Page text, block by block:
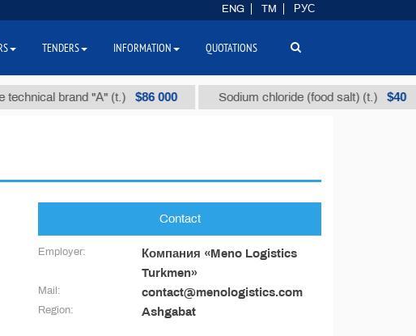
brand "А" (t.) $86 000 Sodium chloride (food salt) (t.) $40
Contact
Employer:
Компания «Meno Logistics
Turkmen»
Mail: contact@menologistics.com
Region: Ashgabat
ENG TM РУС
TENDERS INFORMATION QUOTATIONS